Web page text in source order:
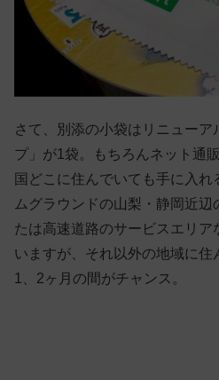
さて、別添の小袋はリニュー
プ」が1袋。もちろんネット通
国どこに住んでいても手に入
ムグラウンドの山梨・静岡近辺
たは高速道路のサービスエリア
いますが、それ以外の地域に住
1、2ヶ月の間がチャンス。